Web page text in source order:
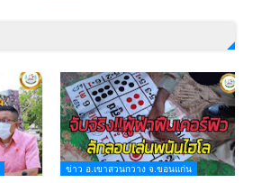
ข่าว อ.เขาสวนกวาง จ.ขอนแก่น